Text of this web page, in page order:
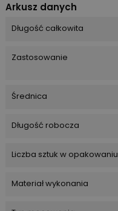
Arkusz danych
Długość całkowita
Zastosowanie
Średnica
Długość robocza
Liczba sztuk w opakowaniu
Materiał wykonania